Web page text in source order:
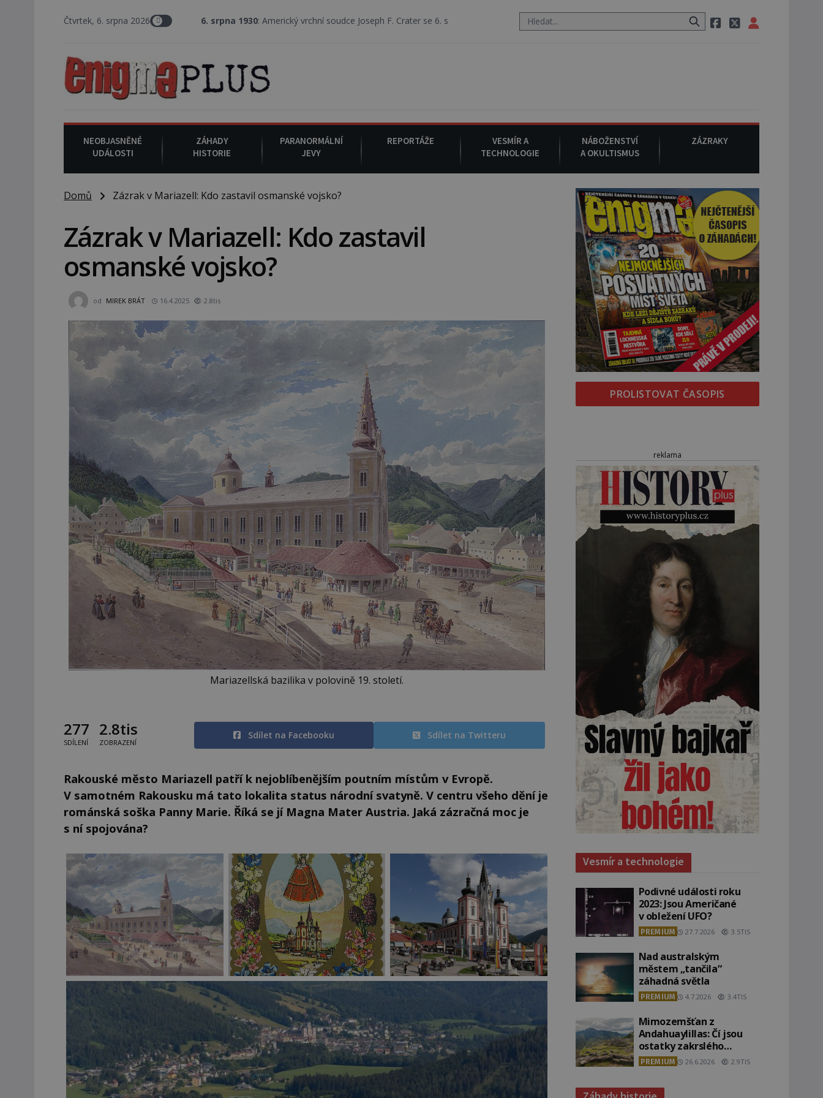
Čtvrtek, 6. srpna 2026
6. srpna 1930 : Americký vrchní soudce Joseph F. Crater se 6. srpna 1930 navečeří ve své oblíbené restauraci, pak si na ulici zavolá taxi, nasedne do něj a už ho nikdy nikdo
NEOBJASNĚNÉ
UDÁLOSTI
ZÁHADY
HISTORIE
PARANORMÁLNÍ
JEVY
REPORTÁŽE
VESMÍR A
TECHNOLOGIE
NÁBOŽENSTVÍ
A OKULTISMUS
ZÁZRAKY
Domů Zázrak v Mariazell: Kdo zastavil osmanské vojsko?
Zázrak v Mariazell: Kdo zastavil
osmanské vojsko?
od MIREK BRÁT 16.4.2025 2.8tis
Mariazellská bazilika v polovině 19. století.
277
SDÍLENÍ
2.8tis
ZOBRAZENÍ
Sdílet na Facebooku Sdílet na Twitteru
Rakouské město Mariazell patří k nejoblíbenějším poutním místům v Evropě.
V samotném Rakousku má tato lokalita status národní svatyně. V centru všeho dění je
románská soška Panny Marie. Říká se jí Magna Mater Austria. Jaká zázračná moc je
s ní spojována?
PROLISTOVAT ČASOPIS
reklama
Vesmír a technologie
Podivné události roku
2023: Jsou Američané
v obležení UFO?
PREMIUM 27.7.2026 3.5TIS
Nad australským
městem „tančila“
záhadná světla
PREMIUM 4.7.2026 3.4TIS
Mimozemšťan z
Andahuaylillas: Čí jsou
ostatky zakrslého
stvoření s ohromnou
lebkou?
PREMIUM 26.6.2026 2.9TIS